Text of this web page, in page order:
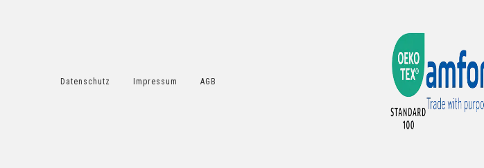
Datenschutz Impressum AGB